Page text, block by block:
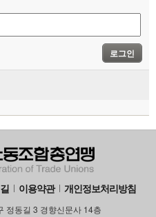
로그인
이용약관 개인정보처리방침
정동길 3 경향신문사 14층